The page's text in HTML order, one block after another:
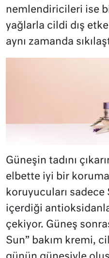
nemlendiricileri ise
yağlarla cildi dış
aynı zamanda
Güneşin tadını
elbette iyi bir
koruyucuları sadece
içerdiği
çekiyor. Güneş
Sun” bakım kremi,